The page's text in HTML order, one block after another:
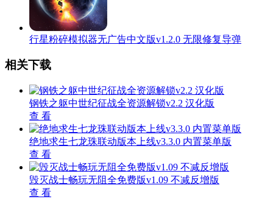
行星粉碎模拟器无广告中文版v1.2.0 无限修复导弹
相关下载
钢铁之躯中世纪征战全资源解锁v2.2 汉化版
查 看
绝地求生七龙珠联动版本上线v3.3.0 内置菜单版
查 看
毁灭战士畅玩无阻全免费版v1.09 不减反增版
查 看